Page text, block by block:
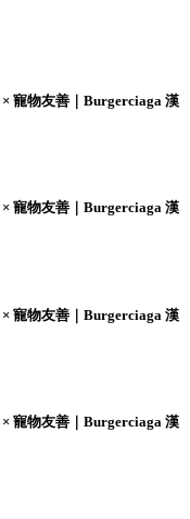
寵物友善｜Burgerciaga 漢
寵物友善｜Burgerciaga 漢
寵物友善｜Burgerciaga 漢
寵物友善｜Burgerciaga 漢